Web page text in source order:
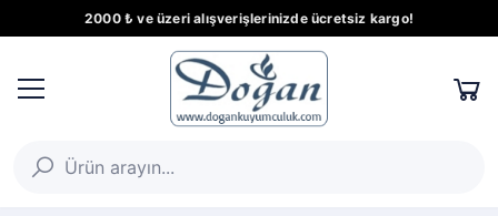
2000 ₺ ve üzeri alışverişlerinizde ücretsiz kargo!